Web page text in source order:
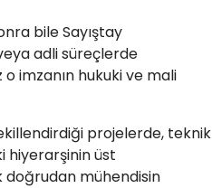
bile Sayıştay
adli süreçlerde
o imzanın hukuki ve mali
projelerde, teknik
hiyerarşinin üst
doğrudan mühendisin